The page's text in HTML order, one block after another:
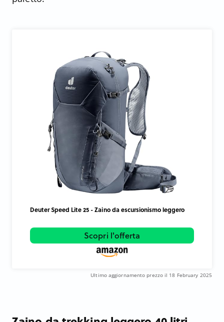
Deuter Speed Lite 25 - Zaino da escursionismo leggero
Scopri l'offerta
Ultimo aggiornamento prezzo il 18 February 2025